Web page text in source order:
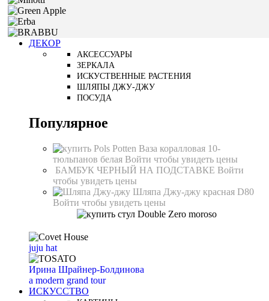
ДЕКОР
АКСЕССУАРЫ
ЗЕРКАЛА
ИСКУСТВЕННЫЕ РАСТЕНИЯ
ШЛЯПЫ ДЖУ-ДЖУ
ПОСУДА
Популярное
Ваза коралловая 10-
тюльпанов белая Войти чтобы увидеть цены
БАМБУК ЧЕРНЫЙ НА ПОДСТАВКЕ Войти
чтобы увидеть цены
Шляпа Джу-джу красная D80
Войти чтобы увидеть цены
juju hat
Ирина Шрайнер-Болдинова
a modern grand tour
ИСКУССТВО